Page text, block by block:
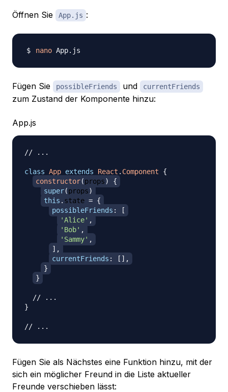
Öffnen Sie App.js :
nano
Fügen Sie possibleFriends und currentFriends
zum Zustand der Komponente hinzu:
App.js
// ...
class App extends React . Component
{
constructor(props)
{
super(props)
this . state = {
possibleFriends :
[
'Alice' ,
'Bob' ,
'Sammy' ,
] ,
currentFriends : [ ] ,
}
}
// ...
}
// ...
Fügen Sie als Nächstes eine Funktion hinzu, mit der
sich ein möglicher Freund in die Liste aktueller
Freunde verschieben lässt: